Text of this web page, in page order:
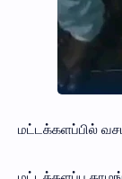
மட்டக்களப்பில்